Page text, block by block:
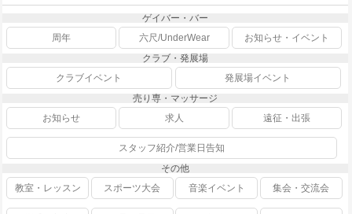
ゲイバー・バー
周年
六尺/UnderWear
お知らせ・イベント
クラブ・発展場
クラブイベント
発展場イベント
売り専・マッサージ
お知らせ
求人 遠征・出張
スタッフ紹介/営業日告知
その他
教室・レッスン
スポーツ大会 音楽イベント 集会・交流会